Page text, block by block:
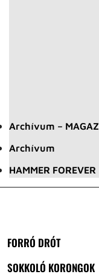
Archívum –
Archívum
HAMMER FOREVER
FORRÓ DRÓT
SOKKOLÓ KORONGOK